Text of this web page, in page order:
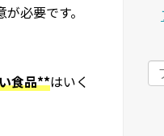
必要です。
食品**はいく